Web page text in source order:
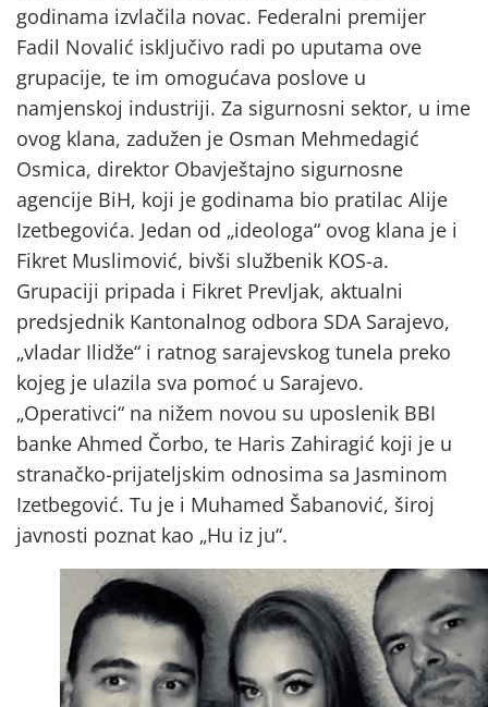
godinama izvlačila novac. Federalni premijer
Fadil Novalić isključivo radi po uputama ove
grupacije, te im omogućava poslove u
namjenskoj industriji. Za sigurnosni sektor, u ime
ovog klana, zadužen je Osman Mehmedagić
Osmica, direktor Obavještajno sigurnosne
agencije BiH, koji je godinama bio pratilac Alije
Izetbegovića. Jedan od „ideologa“ ovog klana je i
Fikret Muslimović, bivši službenik KOS-a.
Grupaciji pripada i Fikret Prevljak, aktualni
predsjednik Kantonalnog odbora SDA Sarajevo,
„vladar Ilidže“ i ratnog sarajevskog tunela preko
kojeg je ulazila sva pomoć u Sarajevo.
„Operativci“ na nižem novou su uposlenik BBI
banke Ahmed Čorbo, te Haris Zahiragić koji je u
stranačko-prijateljskim odnosima sa Jasminom
Izetbegović. Tu je i Muhamed Šabanović, široj
javnosti poznat kao „Hu iz ju“.